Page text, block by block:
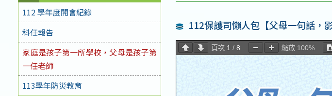
112 學年度開會紀錄
科任報告
家庭是孩子第一所學校，父母是孩子第
一任老師
113學年防災教育
112保護司懶人包【父母一句話，
頁次 1 /8 縮放 100%